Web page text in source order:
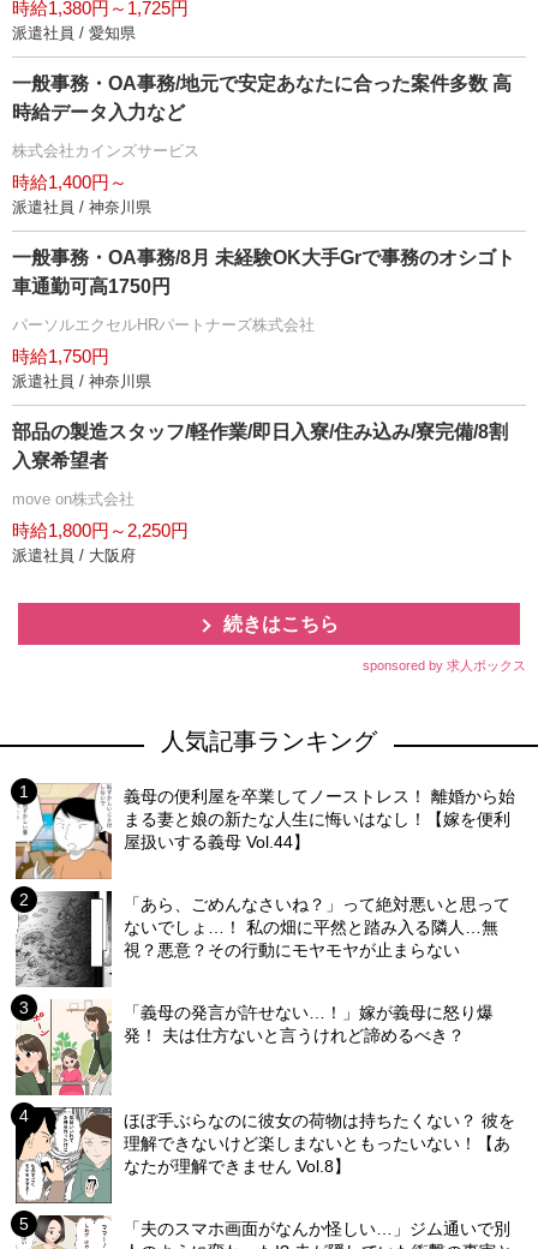
時給1,380円～1,725円
派遣社員 / 愛知県
一般事務・OA事務/地元で安定あなたに合った案件多数 高
時給データ入力など
株式会社カインズサービス
時給1,400円～
派遣社員 / 神奈川県
一般事務・OA事務/8月 未経験OK大手Grで事務のオシゴト
車通勤可高1750円
パーソルエクセルHRパートナーズ株式会社
時給1,750円
派遣社員 / 神奈川県
部品の製造スタッフ/軽作業/即日入寮/住み込み/寮完備/8割
入寮希望者
move on株式会社
時給1,800円～2,250円
派遣社員 / 大阪府
続きはこちら
sponsored by 求人ボックス
人気記事ランキング
義母の便利屋を卒業してノーストレス！ 離婚から始
まる妻と娘の新たな人生に悔いはなし！【嫁を便利
屋扱いする義母 Vol.44】
「あら、ごめんなさいね？」って絶対悪いと思って
ないでしょ…！ 私の畑に平然と踏み入る隣人…無
視？悪意？その行動にモヤモヤが止まらない
「義母の発言が許せない…！」嫁が義母に怒り爆
発！ 夫は仕方ないと言うけれど諦めるべき？
ほぼ手ぶらなのに彼女の荷物は持ちたくない？ 彼を
理解できないけど楽しまないともったいない！【あ
なたが理解できません Vol.8】
「夫のスマホ画面がなんか怪しい…」ジム通いで別